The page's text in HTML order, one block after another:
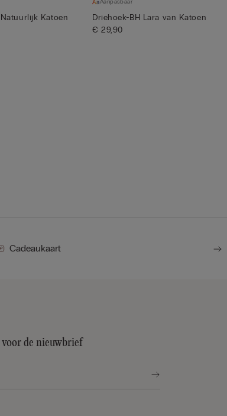
Katoen
Aanpasbaar
Driehoek-BH Lara van Katoen
€ 29,90
Cadeaukaart
de nieuwbrief